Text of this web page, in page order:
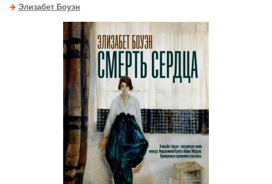
Элизабет Боуэн